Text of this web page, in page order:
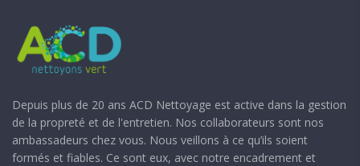
Depuis plus de 20 ans ACD Nettoyage est active dans la gestion
de la propreté et de l'entretien. Nos collaborateurs sont nos
ambassadeurs chez vous. Nous veillons à ce qu’ils soient
formés et fiables. Ce sont eux, avec notre encadrement et